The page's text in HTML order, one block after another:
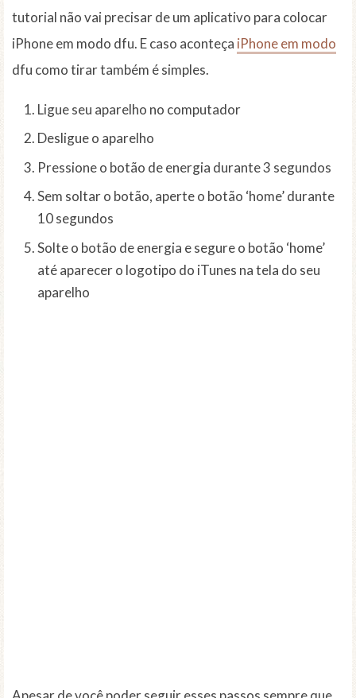
tutorial não vai precisar de um aplicativo para colocar
iPhone em modo dfu. E caso aconteça iPhone em modo
dfu como tirartambém é simples.
Ligue seu aparelho no computador
Desligue o aparelho
Pressione o botão de energia durante 3 segundos
Sem soltar o botão, aperte o botão ‘home’ durante
10 segundos
Solte o botão de energia e segure o botão ‘home’
até aparecer o logotipo do iTunes na tela do seu
aparelho